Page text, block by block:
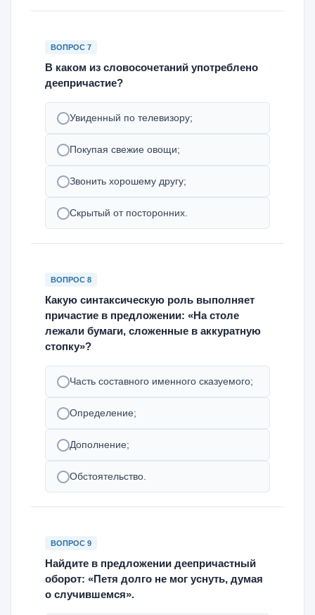
ВОПРОС 7
В каком из словосочетаний употреблено
деепричастие?
Увиденный по телевизору;
Покупая свежие овощи;
Звонить хорошему другу;
Скрытый от посторонних.
ВОПРОС 8
Какую синтаксическую роль выполняет
причастие в предложении: «На столе
лежали бумаги, сложенные в аккуратную
стопку»?
Часть составного именного сказуемого;
Определение;
Дополнение;
Обстоятельство.
ВОПРОС 9
Найдите в предложении деепричастный
оборот: «Петя долго не мог уснуть, думая
о случившемся».